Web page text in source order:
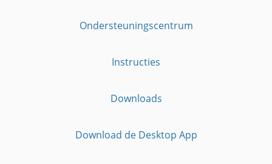
Ondersteuningscentrum
Instructies
Downloads
Download de Desktop App